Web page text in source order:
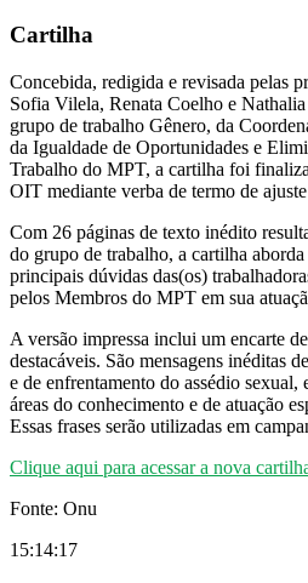
Cartilha
Concebida, redigida e revisada pelas
Sofia Vilela, Renata Coelho e
grupo de trabalho Gênero, da
da Igualdade de Oportunidades e
Trabalho do MPT, a cartilha foi
OIT mediante verba de termo de
Com 26 páginas de texto inédito
do grupo de trabalho, a cartilha
principais dúvidas das(os)
pelos Membros do MPT em sua
A versão impressa inclui um encarte
destacáveis. São mensagens inéditas
e de enfrentamento do assédio sexual,
áreas do conhecimento e de atuação
Essas frases serão utilizadas em
Clique aqui para acessar a nova
Fonte: Onu
15:14:17